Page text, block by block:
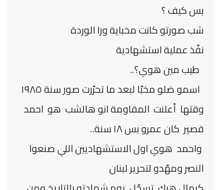
بس كيف ؟
شب صورتو كانت مخباية ورا الوردة
نفّذ عملية استشهادية
طيب مين هوي؟..
اسمو ضلو مخبّا لبعد ما تحرّرت صور سنة ١٩٨٥
وقتها أعلنت المقاومة انو هالشب هو احمد
قصير كان عمرو بس ١٨ سنة..
واحمد هوي اول الاستشهاديين اللي صنعوا
النصر ومهّدو لتحرير لبنان